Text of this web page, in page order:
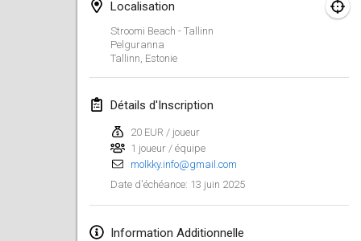
Localisation
Stroomi Beach - Tallinn
Pelguranna
Tallinn Estonie
Détails d'Inscription
20 EUR / joueur
1 joueur / équipe
molkky.info@gmail.com
Date d'échéance: 13 juin 2025
Information Additionnelle
février 2025
US Mölkky Winter
7 févr. 2025|États-Unis
Open des vendanges tardives
8 févr. 2025 France